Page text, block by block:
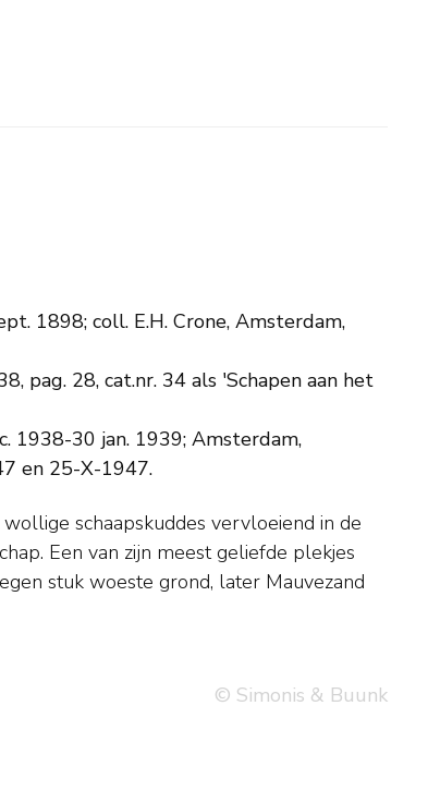
1898; coll. E.H. Crone, Amsterdam,
pag. 28, cat.nr. 34 als 'Schapen aan het
1938-30 jan. 1939; Amsterdam,
en 25-X-1947.
© Simonis & Buunk